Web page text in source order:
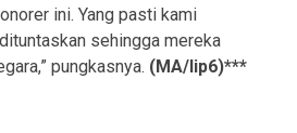
ini. Yang pasti kami
sehingga mereka
pungkasnya. (MA/lip6)***